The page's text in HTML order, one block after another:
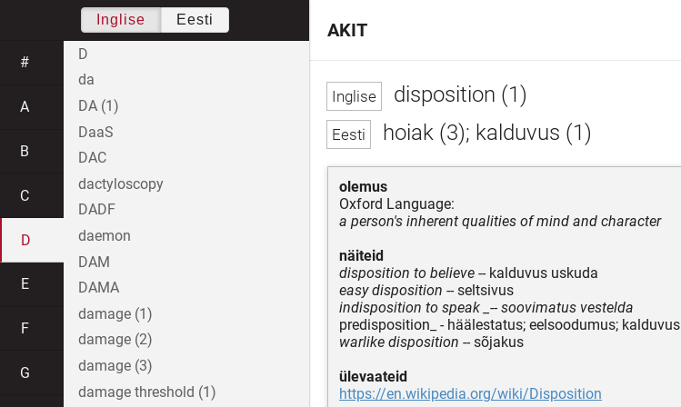
disposition (1)
hoiak (3); kalduvus (1)
olemus
Oxford Language:
a person's inherent qualities of mind and character
näiteid
disposition to believe -- kalduvus uskuda
easy disposition -- seltsivus
indisposition to speak _-- soovimatus vestelda
predisposition_ - häälestatus; eelsoodumus; kalduvus
warlike disposition -- sõjakus
ülevaateid
https://en.wikipedia.org/wiki/Disposition
AKIT
Inglise Eesti
#
A
B
C
D
E
F
G
D
da
DA (1)
DaaS
DAC
dactyloscopy
DADF
daemon
DAM
DAMA
damage (1)
damage (2)
damage (3)
damage threshold (1)